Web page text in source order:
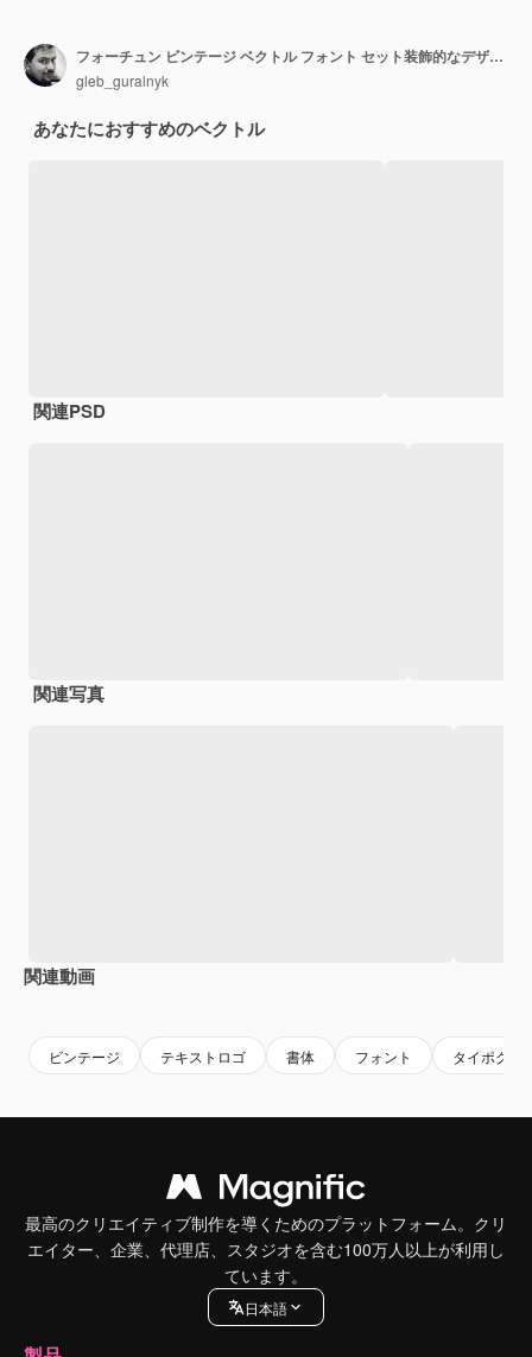
フォーチュン ビンテージ ベクトル フォント セット装飾的なデザイン要素、文字 W、X
gleb_guralnyk
あなたにおすすめのベクトル
関連PSD
関連写真
関連動画
ビンテージ テキストロゴ 書体 フォント タイポグラ
最高のクリエイティブ制作を導くためのプラットフォーム。クリ
エイター、企業、代理店、スタジオを含む100万人以上が利用し
ています。
日本語